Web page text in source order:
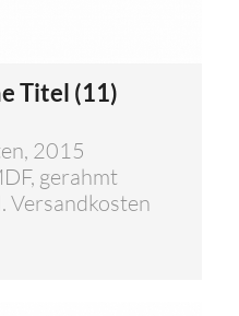
Titel (11)
2015
gerahmt
Versandkosten